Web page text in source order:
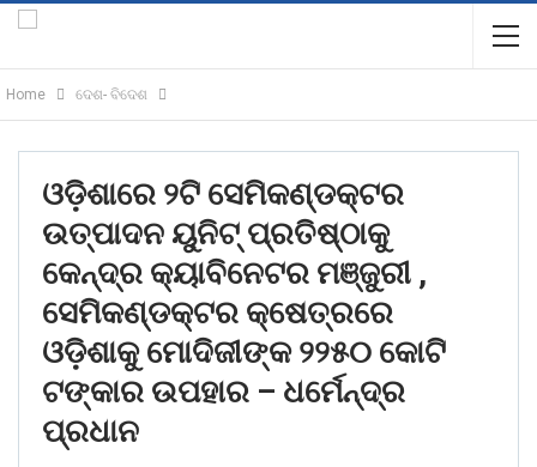
Home ଦେଶ- ବିଦେଶ
ଓଡ଼ିଶାରେ ୨ଟି ସେମିକଣ୍ଡକ୍ଟର
ଉତ୍ପାଦନ ୟୁନିଟ୍ ପ୍ରତିଷ୍ଠାକୁ
କେନ୍ଦ୍ର କ୍ୟାବିନେଟର ମଞ୍ଜୁରୀ ,
ସେମିକଣ୍ଡକ୍ଟର କ୍ଷେତ୍ରରେ
ଓଡ଼ିଶାକୁ ମୋଦିଜୀଙ୍କ ୨୨୫୦ କୋଟି
ଟଙ୍କାର ଉପହାର – ଧର୍ମେନ୍ଦ୍ର
ପ୍ରଧାନ